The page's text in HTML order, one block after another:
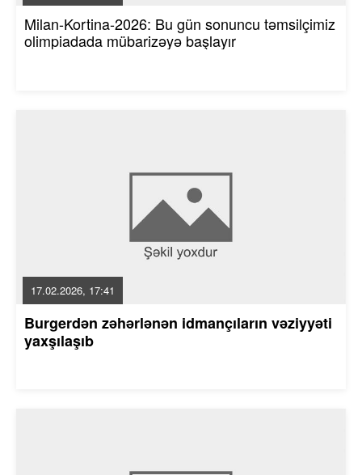
Milan-Kortina-2026: Bu gün sonuncu təmsilçimiz
olimpiadada mübarizəyə başlayır
17.02.2026, 17:41
Burgerdən zəhərlənən idmançıların vəziyyəti
yaxşılaşıb